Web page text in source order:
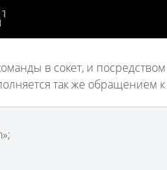
в сокет, и
так же обращением к